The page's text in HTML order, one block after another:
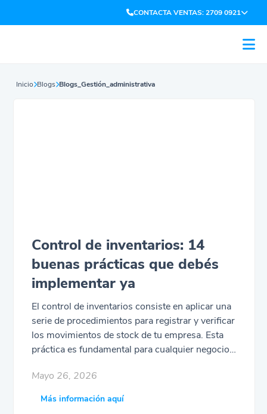
CONTACTA VENTAS: 2709 0921
Inicio Blogs Blogs_Gestión_administrativa
Control de inventarios: 14
buenas prácticas que debés
implementar ya
El control de inventarios consiste en aplicar una
serie de procedimientos para registrar y verificar
los movimientos de stock de tu empresa. Esta
práctica es fundamental para cualquier negocio,
influye directamente en la rentabilidad, el flujo de
caja y la capacidad de responder a la demanda.
Seguí leyendo y conocé las estrategias más
Mayo 26, 2026
Más información aquí